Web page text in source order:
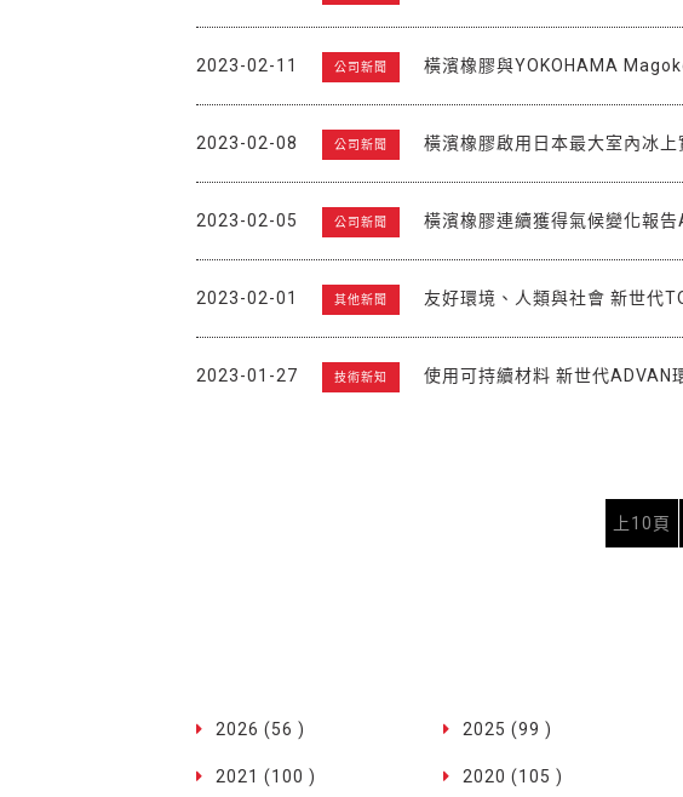
2023-02-11 公司新聞 橫濱橡膠與YOKOHAMA
2023-02-08 公司新聞 橫濱橡膠啟用日本最大室內冰上
2023-02-05 公司新聞 橫濱橡膠連續獲得氣候變化報告
2023-02-01 其他新聞 友好環境、人類與社會 新世代
2023-01-27 技術新知 使用可持續材料 新世代
上10頁
2026 (56 ) 2025 (99 )
2021 (100 ) 2020 (105 )